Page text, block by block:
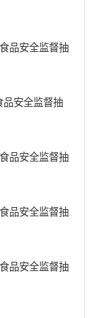
品安全监督抽
品安全监督抽
品安全监督抽
品安全监督抽
品安全监督抽